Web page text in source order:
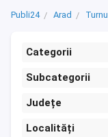
Publi24 Arad Turnu
Categorii
Subcategorii
Județe
Localități